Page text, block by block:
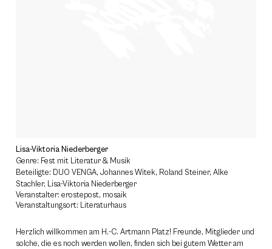
Lisa-Viktoria Niederberger
Genre: Fest mit Literatur & Musik
Beteiligte: DUO VENGA, Johannes Witek, Roland Steiner, Alke
Stachler, Lisa-Viktoria Niederberger
Veranstalter: erostepost, mosaik
Veranstaltungsort: Literaturhaus
Herzlich willkommen am H.-C. Artmann Platz! Freunde, Mitglieder und
solche, die es noch werden wollen, finden sich bei gutem Wetter am